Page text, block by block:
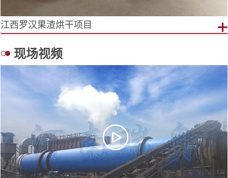
椰糠烘干机项目现场
现场视频